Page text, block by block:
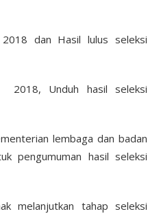
dan Hasil lulus seleksi
2018, Unduh hasil seleksi
lembaga dan badan
pengumuman hasil seleksi
melanjutkan tahap seleksi